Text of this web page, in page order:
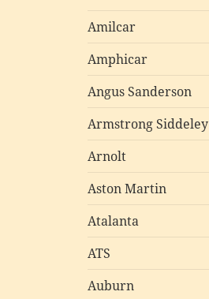
Amilcar
Amphicar
Angus Sanderson
Armstrong Siddeley
Arnolt
Aston Martin
Atalanta
ATS
Auburn